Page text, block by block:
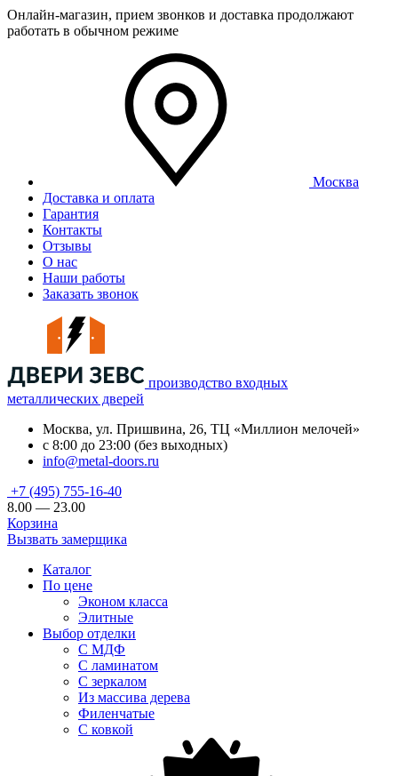
Онлайн-магазин, прием звонков и доставка продолжают
работать в обычном режиме
Москва
Доставка и оплата
Гарантия
Контакты
Отзывы
О нас
Наши работы
Заказать звонок
производство входных
металлических дверей
Москва, ул. Пришвина, 26, ТЦ «Миллион мелочей»
с 8:00 до 23:00 (без выходных)
info@metal-doors.ru
+7 (495) 755-16-40
8.00 — 23.00
Корзина
Вызвать замерщика
Каталог
По цене
Эконом класса
Элитные
Выбор отделки
С МДФ
С ламинатом
С зеркалом
Из массива дерева
Филенчатые
С ковкой